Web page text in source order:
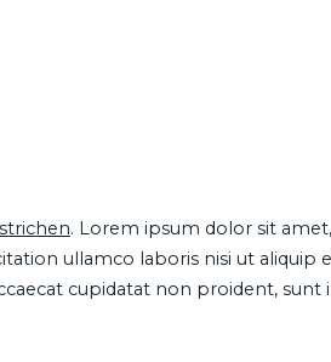
. Lorem ipsum dolor sit amet,
ullamco laboris nisi ut
cupidatat non proident,